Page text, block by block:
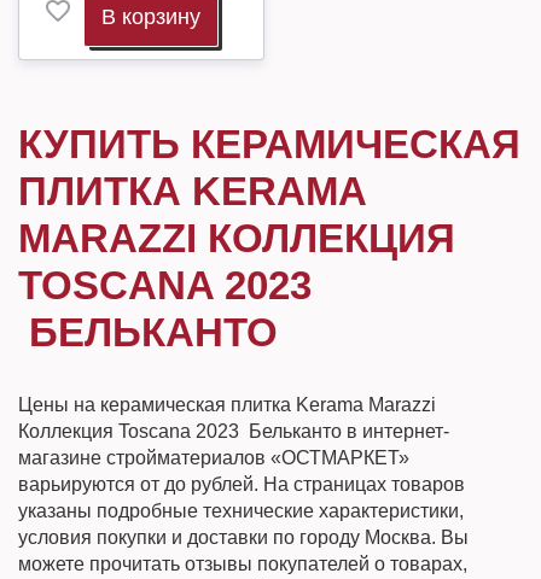
В корзину
КУПИТЬ КЕРАМИЧЕСКАЯ
ПЛИТКА KERAMA
MARAZZI КОЛЛЕКЦИЯ
TOSCANA 2023
БЕЛЬКАНТО
Цены на керамическая плитка Kerama Marazzi
Коллекция Toscana 2023 Бельканто в интернет-
магазине стройматериалов «ОСТМАРКЕТ»
варьируются от до рублей. На страницах товаров
указаны подробные технические характеристики,
условия покупки и доставки по городу Москва. Вы
можете прочитать отзывы покупателей о товарах,